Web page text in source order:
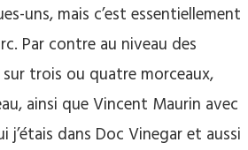
uns, mais c’est essentiellement
Par contre au niveau des
trois ou quatre morceaux,
ainsi que Vincent Maurin avec
j’étais dans Doc Vinegar et aussi